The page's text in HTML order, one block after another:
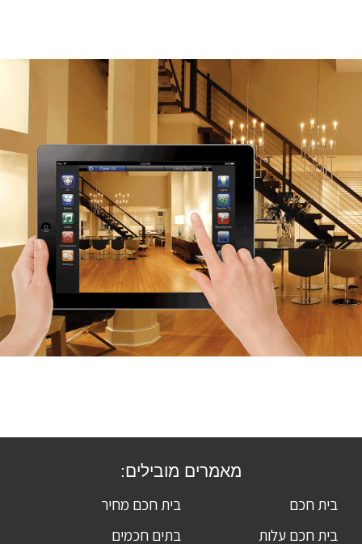
מאמרים מובילים:
בית חכם
בית חכם מחיר
בית חכם עלות
בתים חכמים